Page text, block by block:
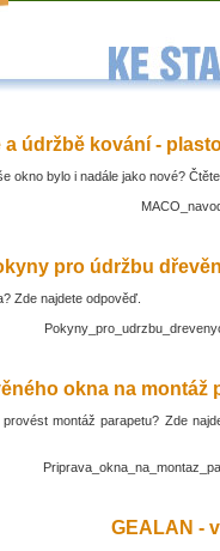
a údržbě kování -
okno bylo i nadále jako nové?
pro údržbu
Zde najdete odpověď.
okna na montáž
montáž parapetu? Zde
GEALAN -